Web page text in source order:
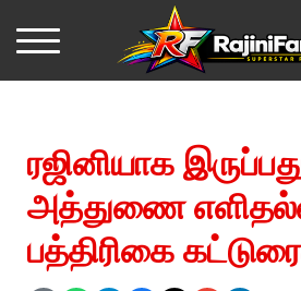
ரஜினியாக
அத்துணை
பத்திரிகை